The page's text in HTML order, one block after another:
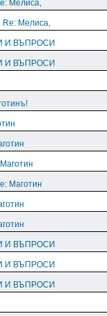
Мелиса,
Re: Мелиса,
И ВЪПРОСИ
И ВЪПРОСИ
Маготин
И ВЪПРОСИ
И ВЪПРОСИ
И ВЪПРОСИ